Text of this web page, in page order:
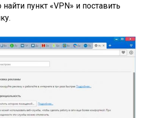
пункт «VPN» и поставить